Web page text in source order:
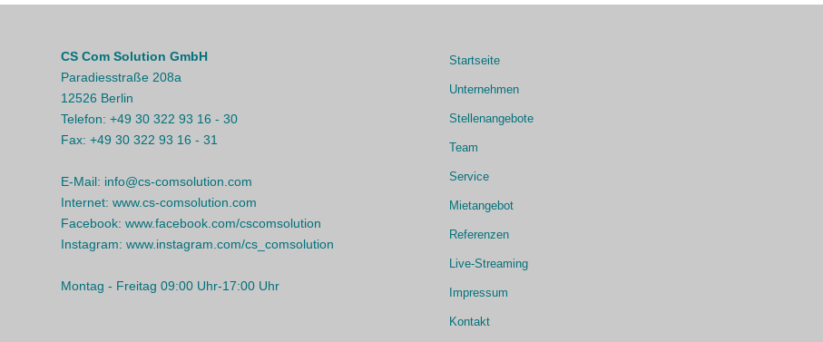
CS Com Solution GmbH
Paradiesstraße 208a
12526 Berlin
Telefon: +49 30 322 93 16 - 30
Fax: +49 30 322 93 16 - 31
E-Mail: info@cs-comsolution.com
Internet: www.cs-comsolution.com
Facebook: www.facebook.com/cscomsolution
Instagram: www.instagram.com/cs_comsolution
Montag - Freitag 09:00 Uhr-17:00 Uhr
Startseite
Unternehmen
Stellenangebote
Team
Service
Mietangebot
Referenzen
Live-Streaming
Impressum
Kontakt